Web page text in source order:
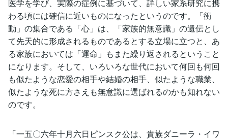
医学を学び、実際の症例に基づいて、詳しい家系研究に携
わる頃には確信に近いものになったというのです。「衝
動」の集合である「心」は、「家族的無意識」の遺伝とし
て先天的に形成されるものであるとする立場に立つと、あ
る家族においては「運命」もまた繰り返されるということ
になります。そして、いろいろな世代において何回も何回
も似たような恋愛の相手や結婚の相手、似たような職業、
似たような死に方さえも無意識に選ばれるのかも知れない
のです。
「一五〇六年十月六日ピンスク公は、貴族ダニーラ・イワ